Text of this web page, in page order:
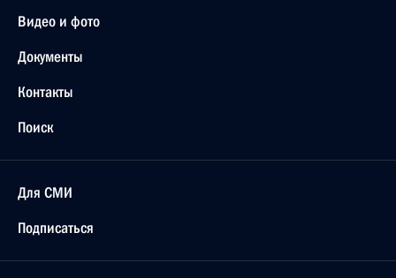
Видео и фото
Документы
Контакты
Поиск
Для СМИ
Подписаться